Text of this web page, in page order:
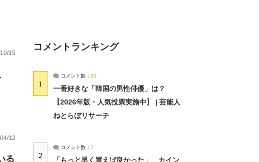
15
12
る
コメントランキング
1
コメント数： 21
一番好きな「韓国の男性俳優」は？
【2026年版・人気投票実施中】 | 芸能人
ねとらぼリサーチ
2
コメント数： 7
「もっと早く買えば良かった」 カイン